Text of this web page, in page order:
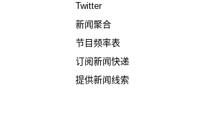
Twitter
新闻聚合
节目频率表
订阅新闻快递
提供新闻线索